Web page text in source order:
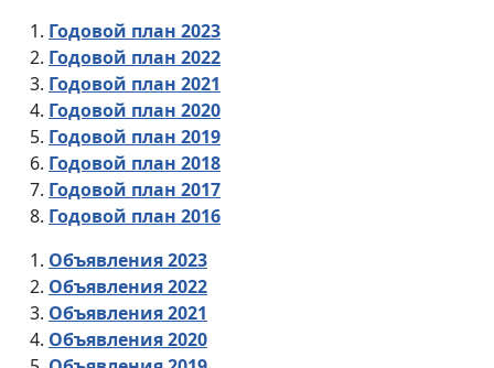
Годовой план 2023
Годовой план 2022
Годовой план 2021
Годовой план 2020
Годовой план 2019
Годовой план 2018
Годовой план 2017
Годовой план 2016
Объявления 2023
Объявления 2022
Объявления 2021
Объявления 2020